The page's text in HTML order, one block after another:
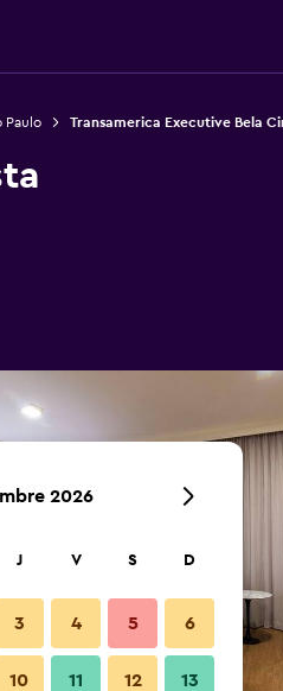
Paulo Transamerica Executive Bela
2026
J V S D
3 4 5 6
10 11 12 13